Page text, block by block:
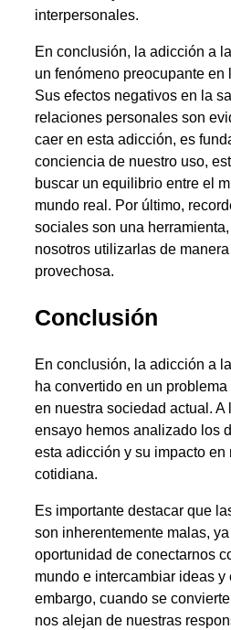
interpersonales.
En conclusión, la adicción a
un fenómeno preocupante en
Sus efectos negativos en la
relaciones personales son
caer en esta adicción, es
conciencia de nuestro uso,
buscar un equilibrio entre el
mundo real. Por último,
sociales son una
nosotros utilizarlas de
provechosa.
Conclusión
En conclusión, la adicción a
ha convertido en un
en nuestra sociedad actual. A
ensayo hemos analizado los
esta adicción y su impacto en
cotidiana.
Es importante destacar que
son inherentemente malas,
oportunidad de conectarnos
mundo e intercambiar ideas
embargo, cuando se
nos alejan de nuestras